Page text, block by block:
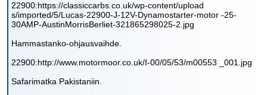
22900:https://classiccarbs.co.uk/wp-content/upload
s/imported/5/Lucas-22900-J-12V-Dynamostarter-motor -25-
30AMP-AustinMorrisBerliet-321865298025-2.jpg
Hammastanko-ohjausvaihde.
22900:http://www.motormoor.co.uk/I-00/05/53/m00553 _001.jpg
Safarimatka Pakistaniin.